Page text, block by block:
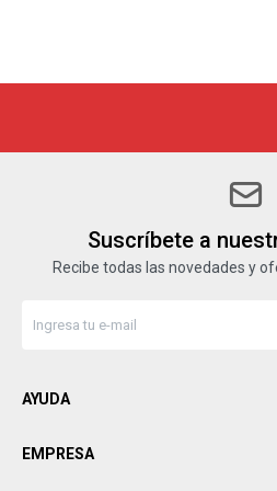
Suscríbete a
Recibe todas las novedades y
AYUDA
EMPRESA